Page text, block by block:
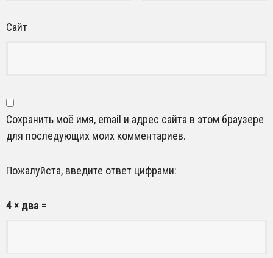
Сайт
Сохранить моё имя, email и адрес сайта в этом браузере
для последующих моих комментариев.
Пожалуйста, введите ответ цифрами:
4 × два =